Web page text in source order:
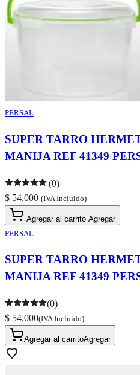
PERSAL
SUPER TARRO
MANIJA REF 41349
(0)
$ 54.000 (IVA Incluido)
Agregar al carrito Agregar
PERSAL
SUPER TARRO
MANIJA REF 41349
(0)
$ 54.000(IVA Incluido)
Agregar al carritoAgregar